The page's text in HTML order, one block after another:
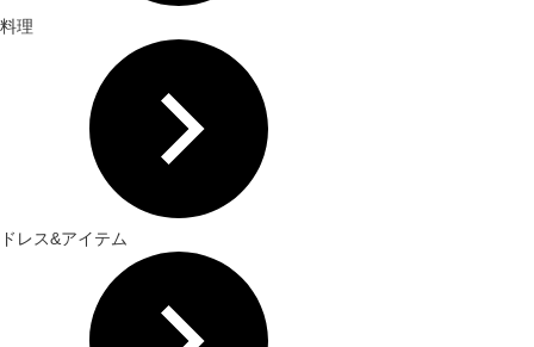
料理
ドレス&アイテム